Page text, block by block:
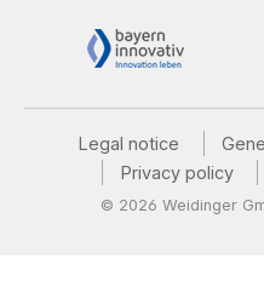
Legal notice
Privacy policy
© 2026 Weidinger